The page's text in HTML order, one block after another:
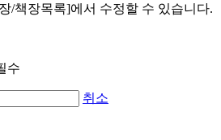
/책장목록]에서 수정할 수 있습니다.
취소